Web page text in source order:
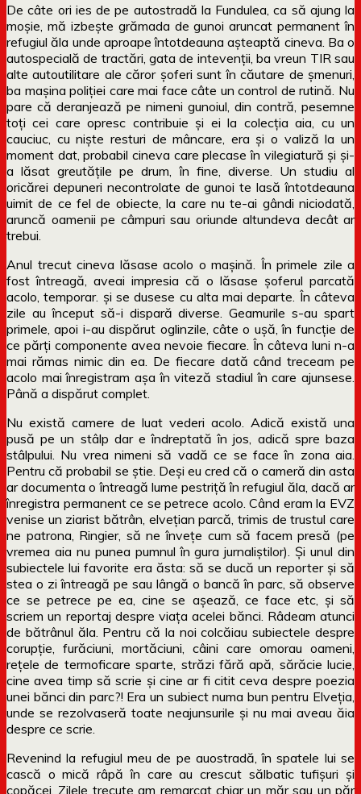
De câte ori ies de pe autostradă la Fundulea, ca să ajung la
moșie, mă izbește grămada de gunoi aruncat permanent în
refugiul ăla unde aproape întotdeauna așteaptă cineva. Ba o
autospecială de tractări, gata de intevenții, ba vreun TIR sau
alte autoutilitare ale căror șoferi sunt în căutare de șmenuri,
ba mașina poliției care mai face câte un control de rutină. Nu
pare că deranjează pe nimeni gunoiul, din contră, pesemne
toți cei care opresc contribuie și ei la colecția aia, cu un
cauciuc, cu niște resturi de mâncare, era și o valiză la un
moment dat, probabil cineva care plecase în vilegiatură și și-
a lăsat greutățile pe drum, în fine, diverse. Un studiu al
oricărei depuneri necontrolate de gunoi te lasă întotdeauna
uimit de ce fel de obiecte, la care nu te-ai gândi niciodată,
aruncă oamenii pe câmpuri sau oriunde altundeva decât ar
trebui.
Anul trecut cineva lăsase acolo o mașină. În primele zile a
fost întreagă, aveai impresia că o lăsase șoferul parcată
acolo, temporar. și se dusese cu alta mai departe. În câteva
zile au început să-i dispară diverse. Geamurile s-au spart
primele, apoi i-au dispărut oglinzile, câte o ușă, în funcție de
ce părți componente avea nevoie fiecare. În câteva luni n-a
mai rămas nimic din ea. De fiecare dată când treceam pe
acolo mai înregistram așa în viteză stadiul în care ajunsese.
Până a dispărut complet.
Nu există camere de luat vederi acolo. Adică există una
pusă pe un stâlp dar e îndreptată în jos, adică spre baza
stâlpului. Nu vrea nimeni să vadă ce se face în zona aia.
Pentru că probabil se știe. Deși eu cred că o cameră din asta
ar documenta o întreagă lume pestriță în refugiul ăla, dacă ar
înregistra permanent ce se petrece acolo. Când eram la EVZ
venise un ziarist bătrân, elvețian parcă, trimis de trustul care
ne patrona, Ringier, să ne învețe cum să facem presă (pe
vremea aia nu punea pumnul în gura jurnaliștilor). Și unul din
subiectele lui favorite era ăsta: să se ducă un reporter și să
stea o zi întreagă pe sau lângă o bancă în parc, să observe
ce se petrece pe ea, cine se așează, ce face etc, și să
scriem un reportaj despre viața acelei bănci. Râdeam atunci
de bătrânul ăla. Pentru că la noi colcăiau subiectele despre
corupție, furăciuni, mortăciuni, câini care omorau oameni,
rețele de termoficare sparte, străzi fără apă, sărăcie lucie,
cine avea timp să scrie și cine ar fi citit ceva despre poezia
unei bănci din parc?! Era un subiect numa bun pentru Elveția,
unde se rezolvaseră toate neajunsurile și nu mai aveau ăia
despre ce scrie.
Revenind la refugiul meu de pe auostradă, în spatele lui se
cască o mică râpă în care au crescut sălbatic tufișuri și
copăcei. Zilele trecute am remarcat chiar un măr sau un păr